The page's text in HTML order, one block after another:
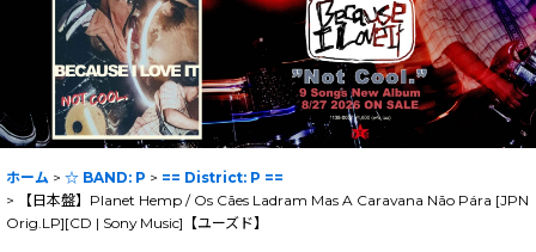
ホーム > ☆ BAND: P > == District: P ==
>
【日本盤】Planet Hemp / Os Cães Ladram Mas A Caravana Não Pára [JPN
Orig.LP][CD | Sony Music]【ユーズド】